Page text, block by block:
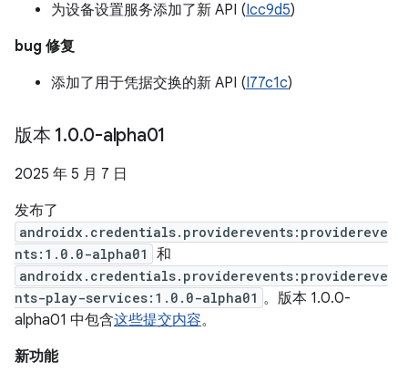
为设备设置服务添加了新 API (Icc9d5)
bug 修复
添加了用于凭据交换的新 API (I77c1c)
版本 1.0.0-alpha01
2025 年 5 月 7 日
发布了
androidx.credentials.providerevents:providereve
nts:1.0.0-alpha01
和
androidx.credentials.providerevents:providereve
nts-play-services:1.0.0-alpha01 。版本 1.0.0-
alpha01 中包含这些提交内容。
新功能